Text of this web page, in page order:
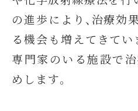
の進歩により、治療効
る機会も増えてきてい
専門家のいる施設で
めします。